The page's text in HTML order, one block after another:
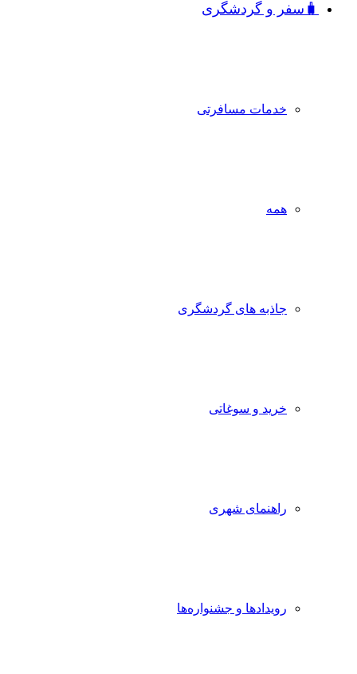
🧳سفر و گردشگری
خدمات مسافرتی
همه
جاذبه‌ های گردشگری
خرید و سوغاتی
راهنمای شهری
رویدادها و جشنواره‌ها